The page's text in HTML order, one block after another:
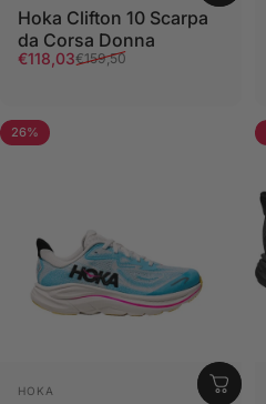
Hoka Clifton 10 Scarpa
da Corsa Donna
Prezzo scontato
€118,03
Prezzo di listino
€159,50
26%
Fornitore:
HOKA